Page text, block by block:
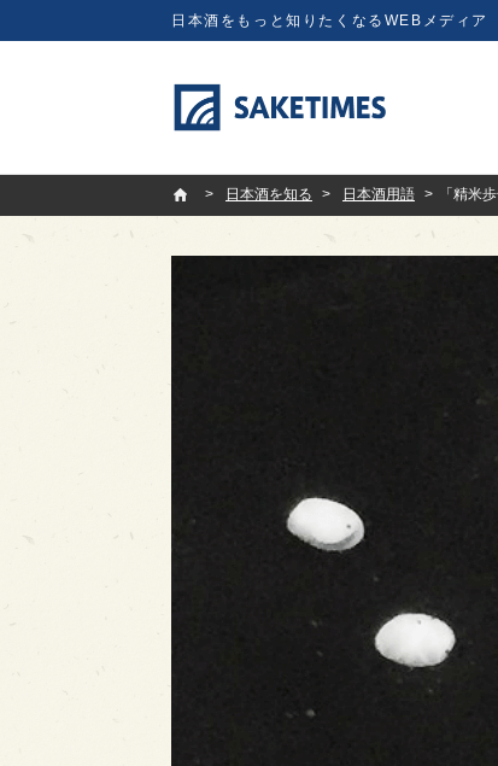
日本酒をもっと知りたくなるWEBメディア
SAKETIMES
日本酒を知る
日本酒用語 「精米